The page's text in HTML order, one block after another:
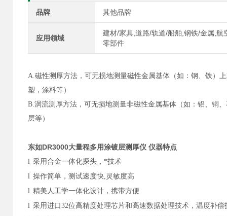
品牌 其他品牌
应用领域
建材/家具,道路/轨道/船舶,钢铁/金属,航
零部件
A.磁性测厚方法，可无损地测量磁性金属基体（如：钢、铁）
塑，涂料等）
B.涡流测厚方法，可无损地测量非磁性金属基体（如：铝、铜
层等）
东如DR3000大量程多用涂镀层测厚仪 仪器特点
l 采用合金一体化探头，*技术
l 操作简单，测试速度快,灵敏度高
l 精美人工学一体化设计，携带方便
l 采用进口32位高精度处理芯片和高速数据处理技术，温度补偿